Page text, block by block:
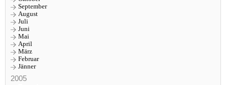
September
August
Juli
Juni
Mai
April
März
Februar
Jänner
2005